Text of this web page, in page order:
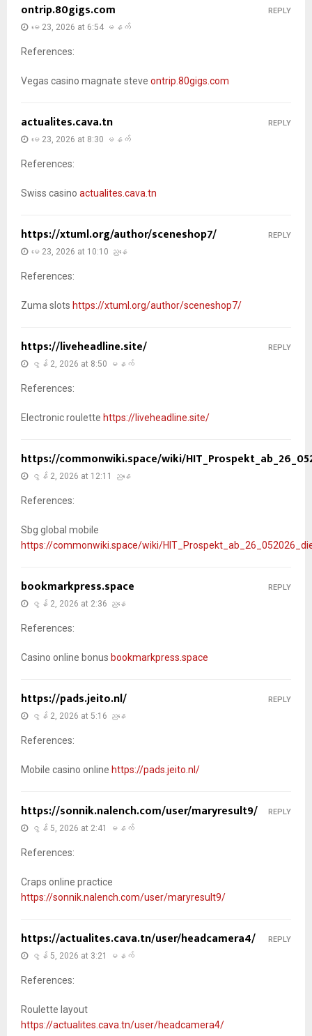
ontrip.80gigs.com
မေ 23, 2026 at 6:54 မနက်
References:
Vegas casino magnate steve ontrip.80gigs.com
REPLY
actualites.cava.tn
မေ 23, 2026 at 8:30 မနက်
References:
Swiss casino actualites.cava.tn
REPLY
https://xtuml.org/author/sceneshop7/
မေ 23, 2026 at 10:10 ညနေ
References:
Zuma slots https://xtuml.org/author/sceneshop7/
REPLY
https://liveheadline.site/
ဇွန် 2, 2026 at 8:50 မနက်
References:
Electronic roulette https://liveheadline.site/
REPLY
https://commonwiki.space/wiki/
ဇွန် 2, 2026 at 12:11 ညနေ
References:
Sbg global mobile
https://commonwiki.space/wiki/
bookmarkpress.space
ဇွန် 2, 2026 at 2:36 ညနေ
References:
Casino online bonus bookmarkpress.space
REPLY
https://pads.jeito.nl/
ဇွန် 2, 2026 at 5:16 ညနေ
References:
Mobile casino online https://pads.jeito.nl/
REPLY
https://sonnik.nalench.com/user/maryresult9/
ဇွန် 5, 2026 at 2:41 မနက်
References:
Craps online practice
https://sonnik.nalench.com/user/maryresult9/
REPLY
https://actualites.cava.tn/user/headcamera4/
ဇွန် 5, 2026 at 3:21 မနက်
References:
Roulette layout
https://actualites.cava.tn/user/headcamera4/
REPLY